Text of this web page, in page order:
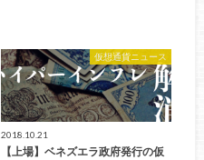
仮想通貨ニュース
2018.10.21
【上場】ベネズエラ政府発行の仮